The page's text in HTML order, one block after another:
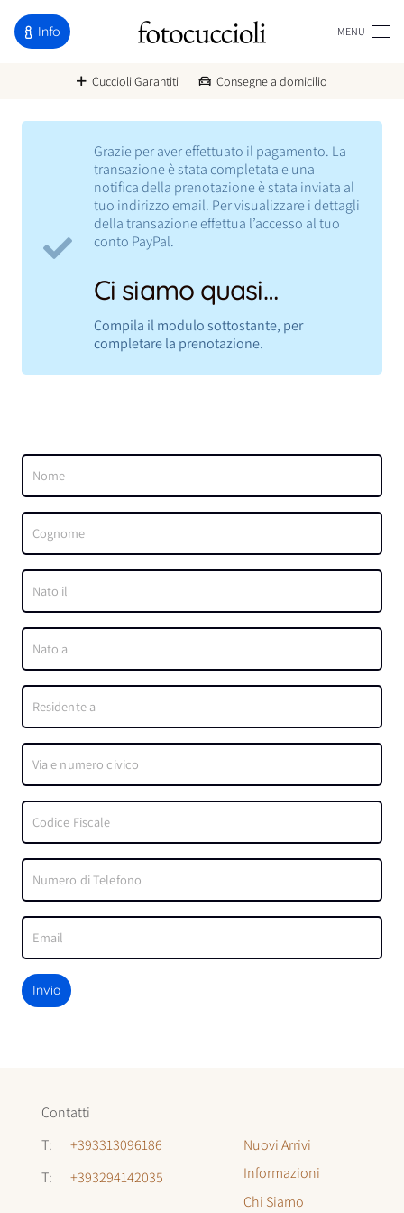
Info MENU
Cuccioli Garantiti Consegne a domicilio
Grazie per aver effettuato il pagamento. La
transazione è stata completata e una
notifica della prenotazione è stata inviata al
tuo indirizzo email. Per visualizzare i dettagli
della transazione effettua l’accesso al tuo
conto PayPal.
Ci siamo quasi…
Compila il modulo sottostante, per
completare la prenotazione.
Invia
Contatti
T:
+393313096186
T:
+393294142035
Nuovi Arrivi
Informazioni
Chi Siamo